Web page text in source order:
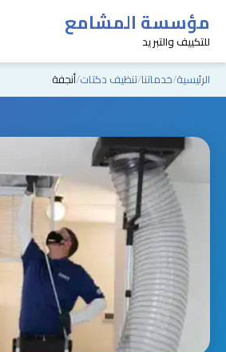
مؤسسة المشامع
للتكييف والتبريد
الرئيسية خدماتنا تنظيف دكتات أنجفة